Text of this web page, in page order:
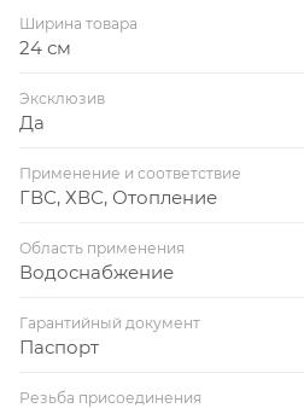
Ширина товара
24 см
Эксклюзив
Да
Применение и соответствие
ГВС, ХВС, Отопление
Область применения
Водоснабжение
Гарантийный документ
Паспорт
Резьба присоединения